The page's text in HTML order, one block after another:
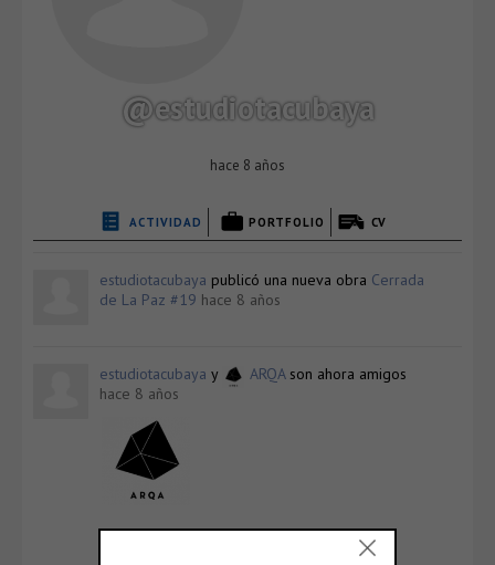
@estudiotacubaya
hace 8 años
ACTIVIDAD PORTFOLIO CV
estudiotacubaya publicó una nueva obra Cerrada
de La Paz #19 hace 8 años
estudiotacubaya y ARQAson ahora amigos
hace 8 años
ARQA